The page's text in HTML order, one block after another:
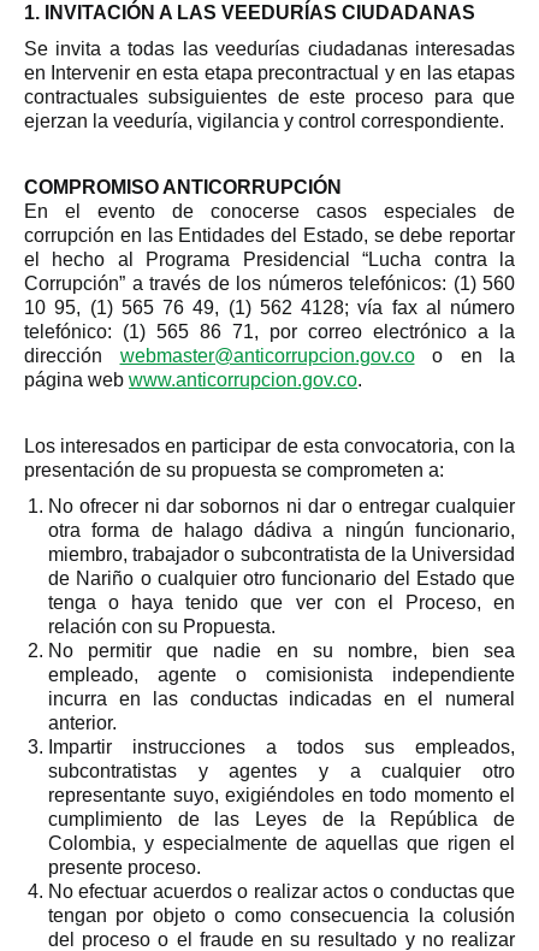
1. INVITACIÓN A LAS VEEDURÍAS CIUDADANAS
Se invita a todas las veedurías ciudadanas interesadas
en Intervenir en esta etapa precontractual y en las etapas
contractuales subsiguientes de este proceso para que
ejerzan la veeduría, vigilancia y control correspondiente.
COMPROMISO ANTICORRUPCIÓN
En el evento de conocerse casos especiales de
corrupción en las Entidades del Estado, se debe reportar
el hecho al Programa Presidencial “Lucha contra la
Corrupción” a través de los números telefónicos: (1) 560
10 95, (1) 565 76 49, (1) 562 4128; vía fax al número
telefónico: (1) 565 86 71, por correo electrónico a la
dirección webmaster@anticorrupcion.gov.coo en la
página web www.anticorrupcion.gov.co.
Los interesados en participar de esta convocatoria, con la
presentación de su propuesta se comprometen a:
No ofrecer ni dar sobornos ni dar o entregar cualquier
otra forma de halago dádiva a ningún funcionario,
miembro, trabajador o subcontratista de la Universidad
de Nariño o cualquier otro funcionario del Estado que
tenga o haya tenido que ver con el Proceso, en
relación con su Propuesta.
No permitir que nadie en su nombre, bien sea
empleado, agente o comisionista independiente
incurra en las conductas indicadas en el numeral
anterior.
Impartir instrucciones a todos sus empleados,
subcontratistas y agentes y a cualquier otro
representante suyo, exigiéndoles en todo momento el
cumplimiento de las Leyes de la República de
Colombia, y especialmente de aquellas que rigen el
presente proceso.
No efectuar acuerdos o realizar actos o conductas que
tengan por objeto o como consecuencia la colusión
del proceso o el fraude en su resultado y no realizar